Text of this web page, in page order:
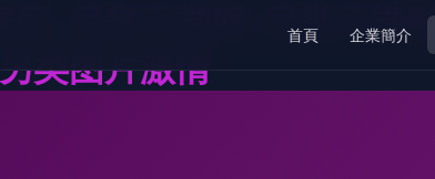
区-另类天堂网-另类天堂
类图片激情
首頁 企業簡介